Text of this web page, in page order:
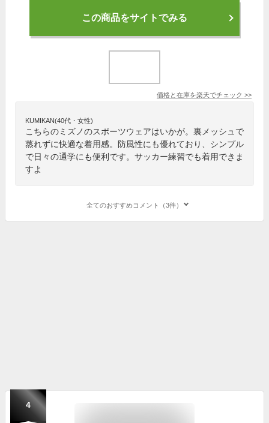
この商品をサイトでみる
価格と在庫を楽天でチェック >>
KUMIKAN(40代・女性)
こちらのミズノのスポーツウェアはいかが。裏メッシュで
蒸れずに快適な着用感。防風性にも優れており、シンプル
で日々の通学にも便利です。サッカー練習でも着用できま
すよ
全てのおすすめコメント（3件）
4